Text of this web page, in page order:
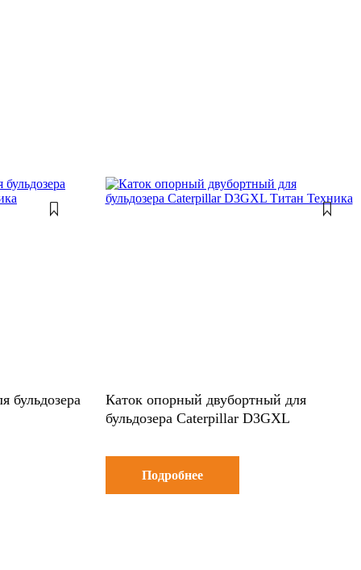
бульдозера
Каток опорный двубортный для
бульдозера Caterpillar D3GXL
Подробнее